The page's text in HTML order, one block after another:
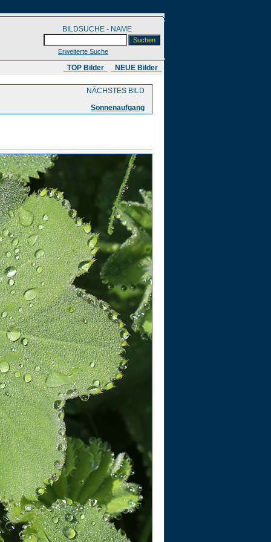
BILDSUCHE - NAME
Erweiterte Suche
​ TOP Bilder NEUE Bilder
NÄCHSTES BILD
Sonnenaufgang